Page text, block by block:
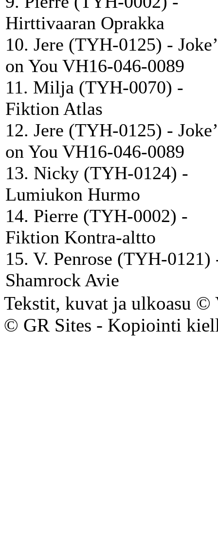
Hirttivaaran Oprakka
10. Jere (TYH-0125) -
on You VH16-046-0089
11. Milja (TYH-0070) -
Fiktion Atlas
12. Jere (TYH-0125) -
on You VH16-046-0089
13. Nicky (TYH-0124) -
Lumiukon Hurmo
14. Pierre (TYH-0002) -
Fiktion Kontra-altto
15. V. Penrose (TYH-0121)
Shamrock Avie
Tekstit, kuvat ja ulkoasu
© GR Sites - Kopiointi